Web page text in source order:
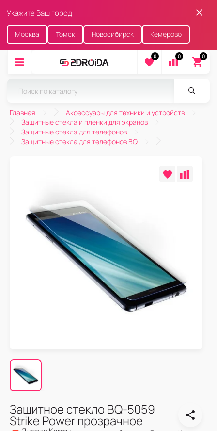
Укажите Ваш город
Москва Томск Новосибирск Кемерово
0 0 0
Главная
Аксессуары для техники и устройств
Защитные стекла и пленки для экранов
Защитные стекла для телефонов
Защитные стекла для телефонов BQ
Защитное стекло BQ-5059
Strike Power прозрачное